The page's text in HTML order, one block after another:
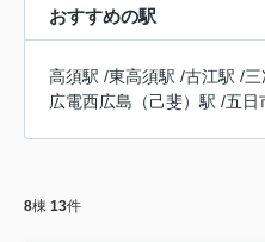
おすすめの駅
高須駅 /東高須駅 /古江駅 /三
広電西広島（己斐）駅 /五日
8棟 13件